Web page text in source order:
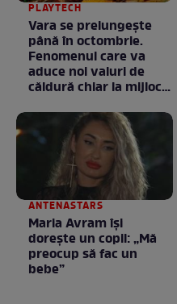
PLAYTECH
Vara se prelungeşte
până în octombrie.
Fenomenul care va
aduce noi valuri de
căldură chiar la mijlocul
ANTENASTARS
Maria Avram își
dorește un copil: „Mă
preocup să fac un
bebe”